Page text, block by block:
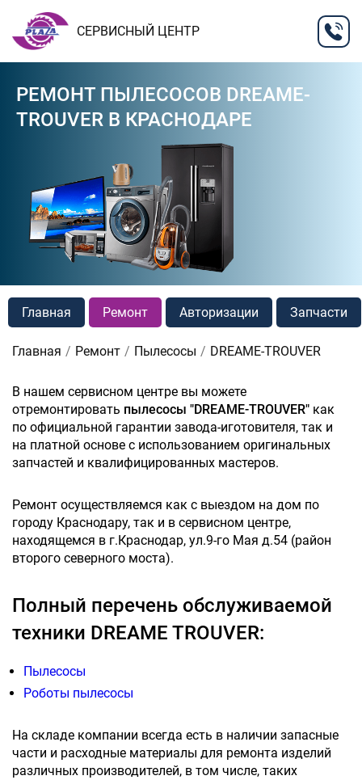
СЕРВИСНЫЙ ЦЕНТР
РЕМОНТ ПЫЛЕСОСОВ DREAME-
TROUVER В КРАСНОДАРЕ
Главная Ремонт Авторизации Запчасти
Главная Ремонт Пылесосы DREAME-TROUVER
В нашем сервисном центре вы можете
отремонтировать пылесосы "DREAME-TROUVER" как
по официальной гарантии завода-иготовителя, так и
на платной основе с использованием оригинальных
запчастей и квалифицированных мастеров.
Ремонт осуществляемся как с выездом на дом по
городу Краснодару, так и в сервисном центре,
находящемся в г.Краснодар, ул.9-го Мая д.54 (район
второго северного моста).
Полный перечень обслуживаемой
техники DREAME TROUVER:
Пылесосы
Роботы пылесосы
На складе компании всегда есть в наличии запасные
части и расходные материалы для ремонта изделий
различных производителей, в том числе, таких